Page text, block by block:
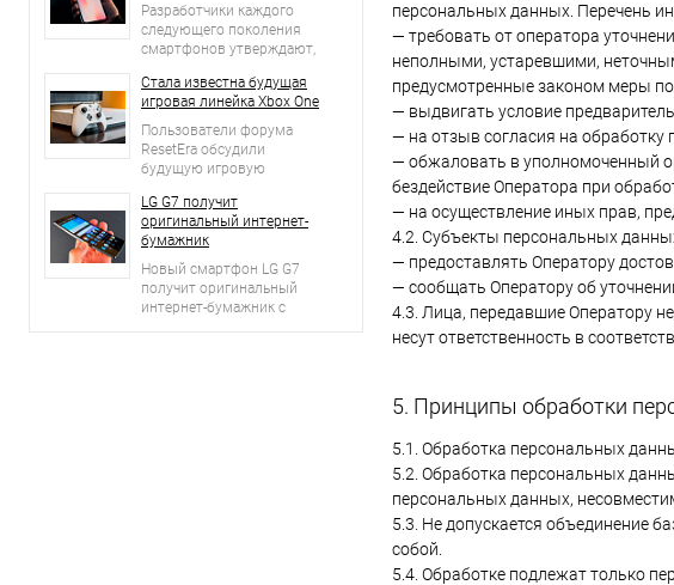
Разработчики каждого
следующего поколения
смартфонов утверждают,
из всех когда-либо
выпущенных. То же самое
говорят создатели iPhone
X.
Стала известна будущая
игровая линейка Xbox One
Пользователи форума
ResetEra обсудили
будущую игровую
Инсайдером выступил
Klobrille. Стало известно,
какие новые игровые
проекты появятся для
консоли Xbox One.
LG G7 получит
оригинальный интернет-
бумажник
Новый смартфон LG G7
получит оригинальный
интернет-бумажник с
персональных данных. Перечень
— требовать от оператора
неполными, устаревшими,
предусмотренные законом меры
— выдвигать условие
— на отзыв согласия на
— обжаловать в уполномоченный
бездействие Оператора при
— на осуществление иных прав,
4.2. Субъекты персональных
— предоставлять Оператору
— сообщать Оператору об
4.3. Лица, передавшие Оператору
несут ответственность в
5. Принципы обработки
5.1. Обработка персональных
5.2. Обработка персональных
персональных данных,
5.3. Не допускается объединение
собой.
5.4. Обработке подлежат только